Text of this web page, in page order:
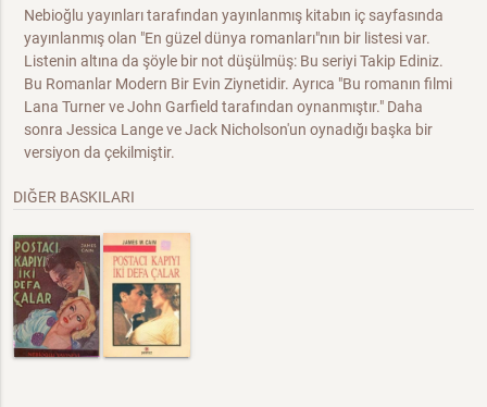
Nebioğlu yayınları tarafından yayınlanmış kitabın iç sayfasında
yayınlanmış olan "En güzel dünya romanları"nın bir listesi var.
Listenin altına da şöyle bir not düşülmüş: Bu seriyi Takip Ediniz.
Bu Romanlar Modern Bir Evin Ziynetidir. Ayrıca "Bu romanın filmi
Lana Turner ve John Garfield tarafından oynanmıştır." Daha
sonra Jessica Lange ve Jack Nicholson'un oynadığı başka bir
versiyon da çekilmiştir.
DIĞER BASKILARI